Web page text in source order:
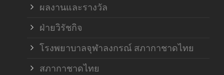
ผลงานและรางวัล
ฝ่ายวิรัชกิจ
โรงพยาบาลจุฬาลงกรณ์ สภากาชาดไทย
สภากาชาดไทย